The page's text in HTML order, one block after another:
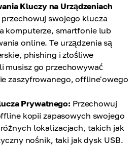
Kluczy na Urządzeniach
przechowuj swojego klucza
komputerze, smartfonie lub
online. Te urządzenia są
phishing i złośliwe
musisz go przechowywać
zaszyfrowanego, offline'owego
Prywatnego: Przechowuj
kopii zapasowych swojego
lokalizacjach, takich jak
nośnik, taki jak dysk USB.